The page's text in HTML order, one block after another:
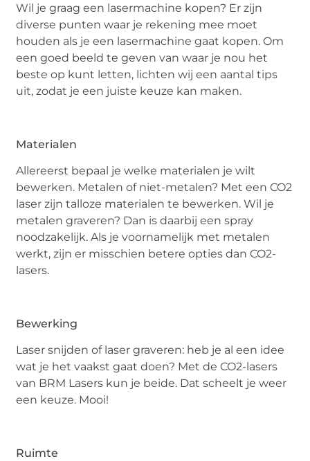
Wil je graag een lasermachine kopen? Er zijn
diverse punten waar je rekening mee moet
houden als je een lasermachine gaat kopen. Om
een goed beeld te geven van waar je nou het
beste op kunt letten, lichten wij een aantal tips
uit, zodat je een juiste keuze kan maken.
Materialen
Allereerst bepaal je welke materialen je wilt
bewerken. Metalen of niet-metalen? Met een CO2
laser zijn talloze materialen te bewerken. Wil je
metalen graveren? Dan is daarbij een spray
noodzakelijk. Als je voornamelijk met metalen
werkt, zijn er misschien betere opties dan CO2-
lasers.
Bewerking
Laser snijden of laser graveren: heb je al een idee
wat je het vaakst gaat doen? Met de CO2-lasers
van BRM Lasers kun je beide. Dat scheelt je weer
een keuze. Mooi!
Ruimte